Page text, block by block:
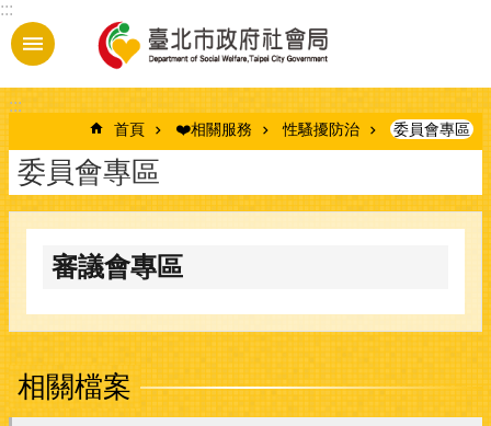
跳到主要內容區塊
:::
:::
首頁 ❤️相關服務 性騷擾防治 委員會專區
委員會專區
審議會專區
相關檔案